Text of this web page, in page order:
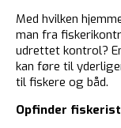
Med hvilken
man fra
udrettet kontrol?
kan føre til
til fiskere og båd.
Opfinder